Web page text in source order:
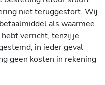
niet teruggestort. Wij
als waarmee
verricht, tenzij je
in ieder geval
geen kosten in rekening